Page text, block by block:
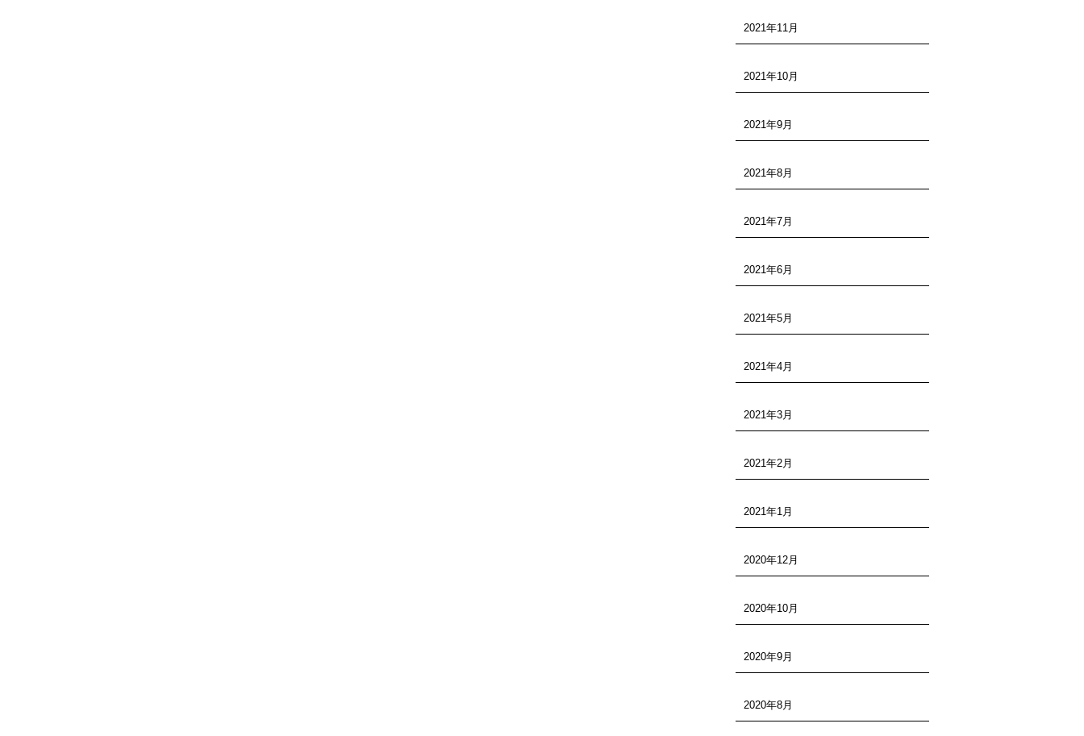
2021年11月
2021年10月
2021年9月
2021年8月
2021年7月
2021年6月
2021年5月
2021年4月
2021年3月
2021年2月
2021年1月
2020年12月
2020年10月
2020年9月
2020年8月